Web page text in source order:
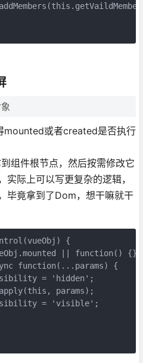
或者created是否执行
组件根节点，然后按需修改它
际上可以写更复杂的逻辑，
毕竟拿到了Dom，想干嘛就干
{
|| function() {};
function(...params) {
= 'hidden';
params);
= 'visible';